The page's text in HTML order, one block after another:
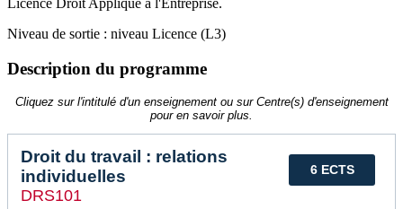
Licence Droit Appliqué à l'Entreprise.
Niveau de sortie : niveau Licence (L3)
Description du programme
Cliquez sur l'intitulé d'un enseignement ou sur Centre(s) d'enseignement
pour en savoir plus.
6 ECTS
Droit du travail : relations
individuelles
DRS101